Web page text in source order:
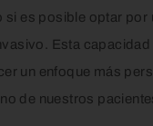
si es posible optar por
Esta capacidad
un enfoque más
de nuestros